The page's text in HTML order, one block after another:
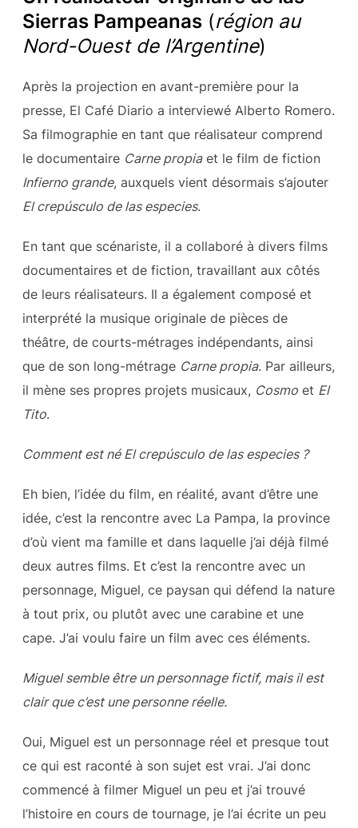
Sierras Pampeanas(région au
Nord-Ouest de l’Argentine)
Après la projection en avant-première pour la
presse, El Café Diario a interviewé Alberto Romero.
Sa filmographie en tant que réalisateur comprend
le documentaire Carne propiaet le film de fiction
Infierno grande, auxquels vient désormais s’ajouter
El crepúsculo de las especies.
En tant que scénariste, il a collaboré à divers films
documentaires et de fiction, travaillant aux côtés
de leurs réalisateurs. Il a également composé et
interprété la musique originale de pièces de
théâtre, de courts-métrages indépendants, ainsi
que de son long-métrage Carne propia. Par ailleurs,
il mène ses propres projets musicaux, Cosmoet El
Tito.
Comment est né El crepúsculo de las especies ?
Eh bien, l’idée du film, en réalité, avant d’être une
idée, c’est la rencontre avec La Pampa, la province
d’où vient ma famille et dans laquelle j’ai déjà filmé
deux autres films. Et c’est la rencontre avec un
personnage, Miguel, ce paysan qui défend la nature
à tout prix, ou plutôt avec une carabine et une
cape. J’ai voulu faire un film avec ces éléments.
Miguel semble être un personnage fictif, mais il est
clair que c’est une personne réelle.
Oui, Miguel est un personnage réel et presque tout
ce qui est raconté à son sujet est vrai. J’ai donc
commencé à filmer Miguel un peu et j’ai trouvé
l’histoire en cours de tournage, je l’ai écrite un peu